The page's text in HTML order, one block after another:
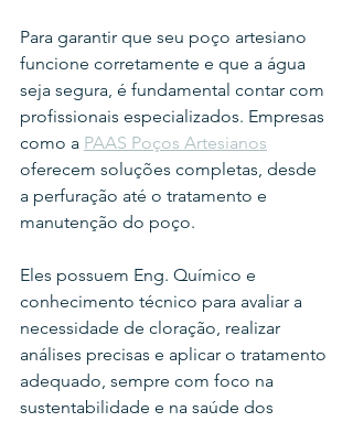
Para garantir que seu poço artesiano
funcione corretamente e que a água
seja segura, é fundamental contar com
profissionais especializados. Empresas
como a PAAS Poços Artesianos
oferecem soluções completas, desde
a perfuração até o tratamento e
manutenção do poço.
Eles possuem Eng. Químico e
conhecimento técnico para avaliar a
necessidade de cloração, realizar
análises precisas e aplicar o tratamento
adequado, sempre com foco na
sustentabilidade e na saúde dos